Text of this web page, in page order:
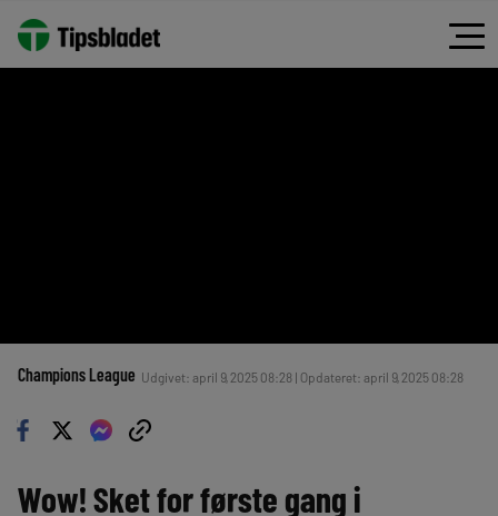
Champions League Udgivet: april 9, 2025 08:28 | Opdateret: april 9, 2025 08:28
Wow! Sket for første gang i